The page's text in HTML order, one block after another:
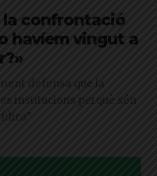
la confrontació
havíem vingut a
defensa que la
institucions perquè són